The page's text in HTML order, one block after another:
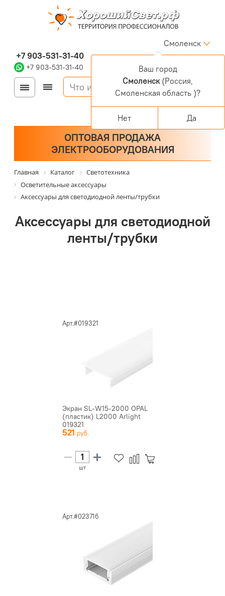
+7 903-531-31-40
+7 903-531-31-40
Смоленск
Войти
Регистрация
Корзина
0 позиций
ОПТОВАЯ ПРОДАЖА
ЭЛЕКТРООБОРУДОВАНИЯ
Главная Каталог
Светотехника
Осветительные аксессуары
Аксессуары для светодиодной ленты/трубки
Аксессуары для светодиодной
ленты/трубки
Арт.#019321
Экран SL-W15-2000 OPAL
(пластик) L2000 Arlight
019321
521
шт
Арт.#023716
Ваш город
Смоленск(Россия,
Смоленская область )?
Нет Да